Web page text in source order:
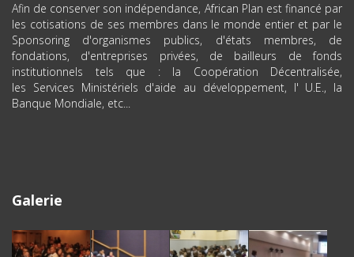
Afin de conserver son indépendance, African Plan est financé par
les cotisations de ses membres dans le monde entier et par le
Sponsoring d'organismes publics, d'états membres, de
fondations, d'entreprises privées, de bailleurs de fonds
institutionnels tels que : la Coopération Décentralisée,
les Services Ministériels d'aide au développement, l' U.E., la
Banque Mondiale, etc...
Galerie